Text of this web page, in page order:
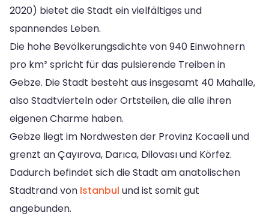
2020) bietet die Stadt ein vielfältiges und
spannendes Leben.
Die hohe Bevölkerungsdichte von 940 Einwohnern
pro km² spricht für das pulsierende Treiben in
Gebze. Die Stadt besteht aus insgesamt 40 Mahalle,
also Stadtvierteln oder Ortsteilen, die alle ihren
eigenen Charme haben.
Gebze liegt im Nordwesten der Provinz Kocaeli und
grenzt an Çayırova, Darıca, Dilovası und Körfez.
Dadurch befindet sich die Stadt am anatolischen
Stadtrand von Istanbul und ist somit gut
angebunden.